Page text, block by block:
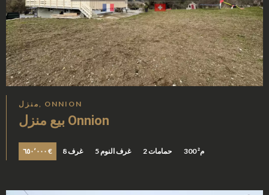
منزل, ONNION
بيع منزل Onnion
٦٥٠٬٠٠٠ € 8 غرف 5 غرف النوم 2 حمامات 300 م²